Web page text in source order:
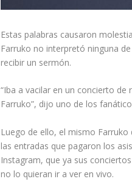
Estas palabras causaron
Farruko no interpretó ninguna
recibir un sermón.
“Iba a vacilar en un concierto
Farruko”, dijo uno de los
Luego de ello, el mismo
las entradas que pagaron los
Instagram, que ya sus
no lo quieran ir a ver en vivo.